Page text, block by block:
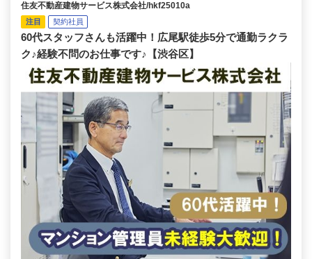
住友不動産建物サービス株式会社/hkf25010a
注目 契約社員
60代スタッフさんも活躍中！広尾駅徒歩5分で通勤ラクラ
ク♪経験不問のお仕事です♪【渋谷区】